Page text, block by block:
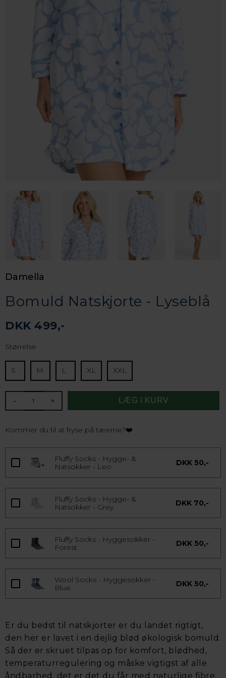
Damella
Bomuld Natskjorte - Lyseblå
DKK 499,-
Størrelse
S M L XL XXL
- +
Kommer du til at fryse på tæerne?❤️
Fluffy Socks - Hygge- &
Natsokker - Leo
DKK 50,-
Fluffy Socks - Hygge- &
Natsokker - Grey
DKK 70,-
Fluffy Socks - Hyggesokker -
Forest
DKK 50,-
Wool Socks - Hyggesokker -
Blue
DKK 50,-
Er du bedst til natskjorter er du landet rigtigt,
den her er lavet i en dejlig blød økologisk bomuld.
Så der er skruet tilpas op for komfort, blødhed,
temperaturregulering og måske vigtigst af alle
åndbarhed, det er det du får med naturlige fibre.